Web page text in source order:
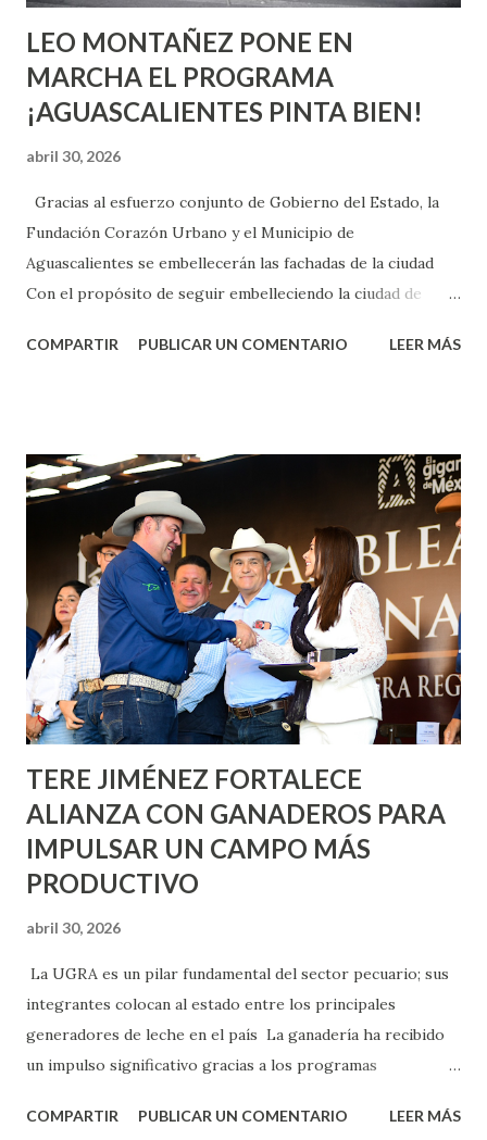
LEO MONTAÑEZ PONE EN
MARCHA EL PROGRAMA
¡AGUASCALIENTES PINTA BIEN!
abril 30, 2026
Gracias al esfuerzo conjunto de Gobierno del Estado, la
Fundación Corazón Urbano y el Municipio de
Aguascalientes se embellecerán las fachadas de la ciudad
Con el propósito de seguir embelleciendo la ciudad de
municipal, Leo Montañez dio inicio al programa
Corazón Urbano y el Municipio capital. Leo Montañez
informó que en este programa se usarán cerca de 90 mil
metros cuadrados de pintura, para dar inicio en la calle
Nieto, entre Jesús F. Elizondo y la calle 22 de Octubre, con
lo que se aplicará pintura en 66 casas. Posteriormente se
llevará este programa a Villas de Nuestra Señora de la
Asunción, Avenida Alameda y Decreto 27 de Septiembre, en
los edificios FOVISSSTE Ojo de Agua, en la comunidad
Norias de Paso Hondo y en los edificios de...
COMPARTIR PUBLICAR UN COMENTARIO LEER MÁS
TERE JIMÉNEZ FORTALECE
ALIANZA CON GANADEROS PARA
IMPULSAR UN CAMPO MÁS
PRODUCTIVO
abril 30, 2026
La UGRA es un pilar fundamental del sector pecuario; sus
integrantes colocan al estado entre los principales
generadores de leche en el país La ganadería ha recibido
un impulso significativo gracias a los programas
muestra de su respaldo firme y decidido al campo, la
COMPARTIR PUBLICAR UN COMENTARIO LEER MÁS